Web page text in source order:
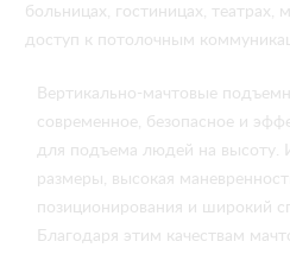
больницах, гостиницах, театрах,
доступ к потолочным
Вертикально-мачтовые
современное, безопасное и
для подъема людей на высоту.
размеры, высокая
позиционирования и широкий
Благодаря этим качествам